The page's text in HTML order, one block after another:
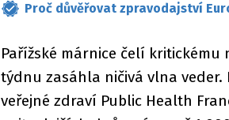
Proč důvěřovat zpravodajství
Pařížské márnice čelí
týdnu zasáhla ničivá vlna
veřejné zdraví Public Health